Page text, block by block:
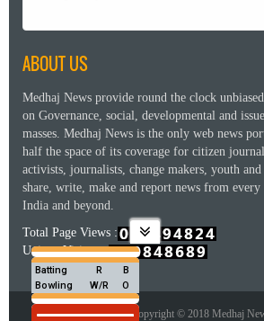
ABOUT US
Medhaj News provide round the clock
on Governance, social, developmental and
masses. Medhaj News is the only web news
half the space of its coverage for citizen
activists, journalists, change makers, youth
share, write, make and report news from
India and beyond.
Total Page Views :
Unique Visitors :
Copyright © 2018 Medhaj